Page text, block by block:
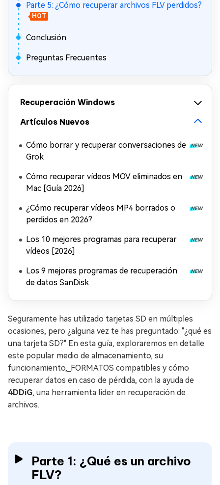
Parte 5: ¿Cómo recuperar archivos FLV perdidos?
HOT
Conclusión
Preguntas Frecuentes
Recuperación Windows
Artículos Nuevos
Cómo borrar y recuperar conversaciones de
Grok
Cómo recuperar vídeos MOV eliminados en
Mac [Guía 2026]
¿Cómo recuperar vídeos MP4 borrados o
perdidos en 2026?
Los 10 mejores programas para recuperar
vídeos [2026]
Los 9 mejores programas de recuperación
de datos SanDisk
Seguramente has utilizado tarjetas SD en múltiples
ocasiones, pero ¿alguna vez te has preguntado: "¿qué es
una tarjeta SD?" En esta guía, exploraremos en detalle
este popular medio de almacenamiento, su
funcionamiento,_FORMATOS compatibles y cómo
recuperar datos en caso de pérdida, con la ayuda de
4DDiG, una herramienta líder en recuperación de
archivos.
Parte 1: ¿Qué es un archivo
FLV?